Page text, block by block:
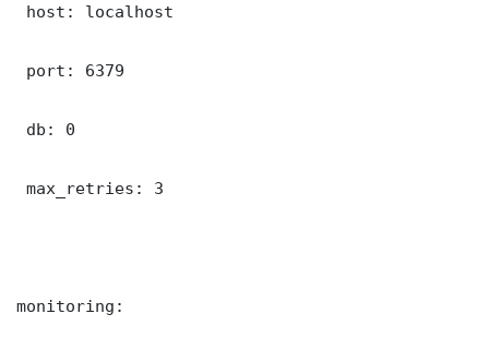
host: localhost
port: 6379
db: 0
max_retries: 3
monitoring: